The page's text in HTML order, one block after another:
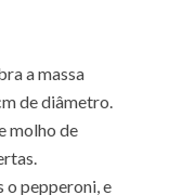
a massa
de diâmetro.
molho de
o pepperoni, e